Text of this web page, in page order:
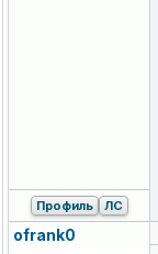
Профиль ЛС
ofrank0